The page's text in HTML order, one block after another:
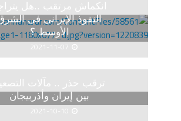
انكماش مرتقب ..هل
النفوذ الإيرانى فى
الأوسط ؟
2021-11-07
ترقب حذر .. مآلات
بين إيران وأذربيجان
2021-10-10